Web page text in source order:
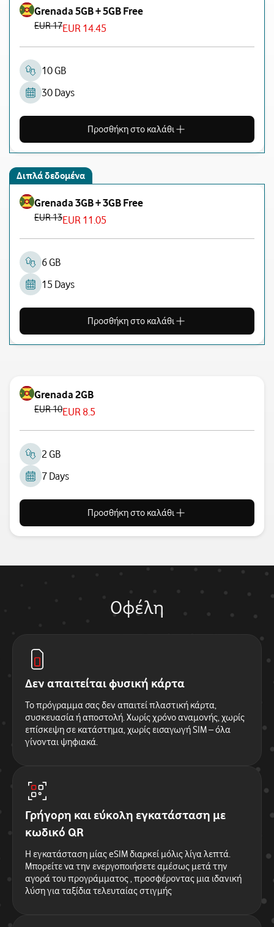
Grenada 5GB + 5GB Free
EUR 17EUR 14.45
10 GB
30 Days
Προσθήκη στο καλάθι
Διπλά δεδομένα
Grenada 3GB + 3GB Free
EUR 13EUR 11.05
6 GB
15 Days
Προσθήκη στο καλάθι
Grenada 2GB
EUR 10EUR 8.5
2 GB
7 Days
Προσθήκη στο καλάθι
Οφέλη
Δεν απαιτείται φυσική κάρτα
Το πρόγραμμα σας δεν απαιτεί πλαστική κάρτα,
συσκευασία ή αποστολή. Χωρίς χρόνο αναμονής, χωρίς
επίσκεψη σε κατάστημα, χωρίς εισαγωγή SIM – όλα
γίνονται ψηφιακά.
Γρήγορη και εύκολη εγκατάσταση με
κωδικό QR
Η εγκατάσταση μίας eSIM διαρκεί μόλις λίγα λεπτά.
Μπορείτε να την ενεργοποιήσετε αμέσως μετά την
αγορά του προγράμματος , προσφέροντας μια ιδανική
λύση για ταξίδια τελευταίας στιγμής